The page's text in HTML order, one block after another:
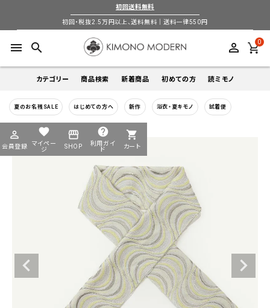
初回送料無料
初回・税抜2.5万円以上、送料無料｜送料一律550円
menu search perm_identity 0
カテゴリー
着物
帯
商品検索
キーワードから探す
夏季以外通年 春 夏 秋
着物 襦袢 小物
新着商品 初めての方 読ミモノ
夏のお名残SALE はじめての方へ 新作 浴衣・夏キモノ 試着便
perm_identity
会員登録
favorite
マイペー
ジ
storefront
SHOP
help
利用ガイ
ド
shopping_cart
カート
perm_identity 会員登録